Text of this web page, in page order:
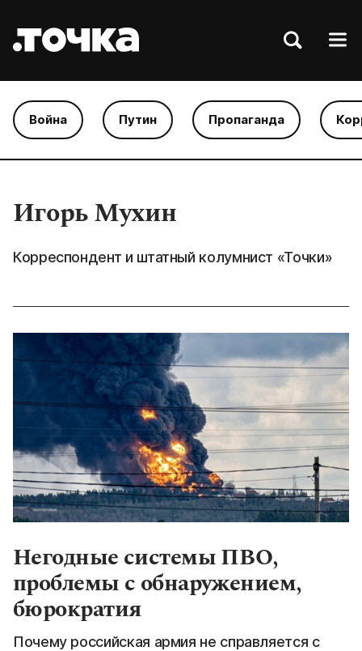
Война Путин Пропаганда
Игорь Мухин
Корреспондент и штатный колумнист «Точки»
Негодные системы ПВО,
проблемы с обнаружением,
бюрократия
Почему российская армия не справляется с